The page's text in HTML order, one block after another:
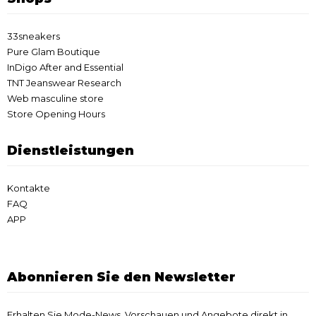
33sneakers
Pure Glam Boutique
InDigo After and Essential
TNT Jeanswear Research
Web masculine store
Store Opening Hours
Dienstleistungen
Kontakte
FAQ
APP
Abonnieren Sie den Newsletter